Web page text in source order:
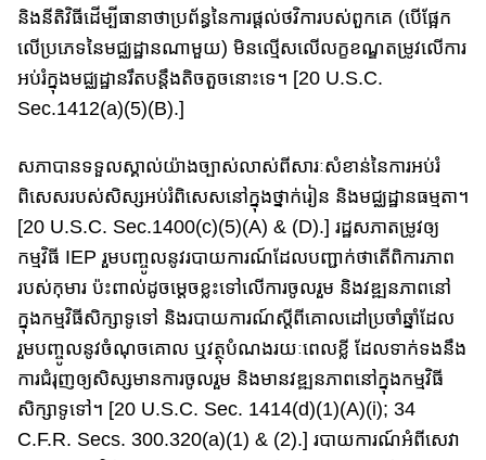
និងនីតិវិធីដើម្បី​ធានា​ថា​ប្រព័ន្ធនៃការផ្ដល់ថវិការបស់ពួកគេ (បើផ្អែក​
លើ​ប្រភេទ​នៃ​​មជ្ឈដ្ឋានណាមួយ) មិនល្មើស​លើលក្ខខណ្ឌ​តម្រូវ​លើ​ការ
អប់រំក្នុង​មជ្ឈដ្ឋាន​រឹតបន្តឹង​តិចតួចនោះទេ​។ [20 U.S.C.
Sec.1412(a)(5)(B).]
សភាបានទទួលស្គាល់យ៉ាងច្បាស់លាស់ពីសារៈសំខាន់នៃការអប់រំ
ពិសេស​របស់​សិស្ស​អប់រំពិសេស​នៅក្នុងថ្នាក់រៀន ​និង​មជ្ឈដ្ឋានធម្មតា។
[20 U.S.C. Sec.14​0​0​​​(c)​(5)(A) & (D).] រដ្ឋ​សភាតម្រូវឲ្យ
កម្មវិធី​ IEP រួម​បញ្ចូលនូវ​របាយការណ៍​ដែល​​បញ្ជា​ក់​ថាតើ​ពិការភាព​
របស់​កុមារ ប៉ះពាល់​ដូចម្តេចខ្លះ​​​ទៅ​លើ​ការចូលរួម និង​វឌ្ឍនភាពនៅ
ក្នុងកម្មវិធីសិក្សាទូទៅ​ និងរបាយការណ៍​ស្តីពី​គោល​ដៅ​ប្រចាំឆ្នាំ​ដែល​​​
រួម​បញ្ចូល​នូវ​ចំណុចគោល ឬវត្ថុ​បំណងរយៈពេលខ្លី ដែលទាក់ទង​នឹង​
ការ​ជំរុញ​​​ឲ្យ​សិស្ស​មាន​ការ​ចូលរួម និងមាន​វឌ្ឍនភាពនៅក្នុងកម្មវិធី
សិក្សាទូទៅ។ [20 U.S.C. Sec. 1414(d)(1)(A)(i); 34
C.F.R. Secs. 300.320(a)(1) & (2).] របាយការណ៍អំពីសេវា